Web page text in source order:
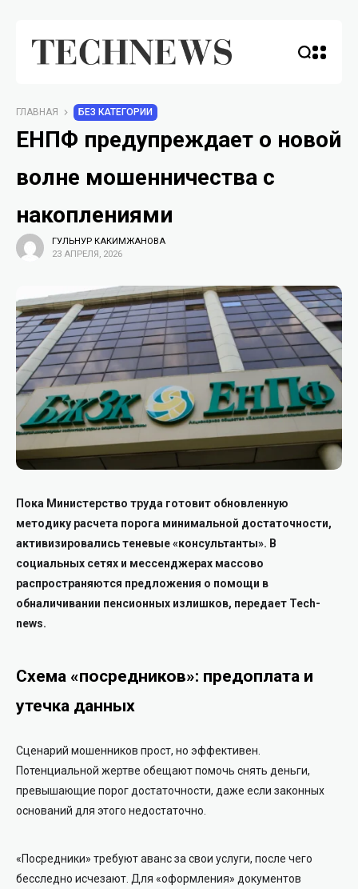
ГЛАВНАЯ БЕЗ КАТЕГОРИИ
ЕНПФ предупреждает о новой
волне мошенничества с
накоплениями
ГУЛЬНУР КАКИМЖАНОВА
23 АПРЕЛЯ, 2026
Пока Министерство труда готовит обновленную
методику расчета порога минимальной достаточности,
активизировались теневые «консультанты». В
социальных сетях и мессенджерах массово
распространяются предложения о помощи в
обналичивании пенсионных излишков, передает Tech-
news.
Схема «посредников»: предоплата и
утечка данных
Сценарий мошенников прост, но эффективен.
Потенциальной жертве обещают помочь снять деньги,
превышающие порог достаточности, даже если законных
оснований для этого недостаточно.
«Посредники» требуют аванс за свои услуги, после чего
бесследно исчезают. Для «оформления» документов